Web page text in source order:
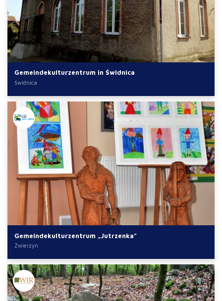
Gemeindekulturzentrum in Świdnica
Świdnica
Gemeindekulturzentrum „Jutrzenka”
Zwierzyn